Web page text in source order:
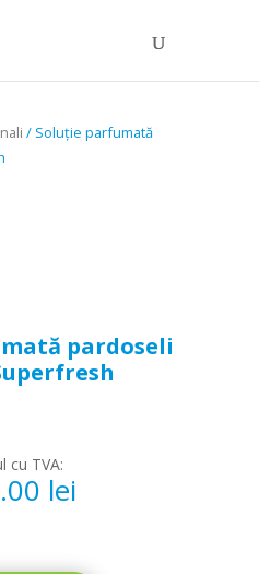
/ Soluție parfumată
pardoseli
cu TVA:
lei